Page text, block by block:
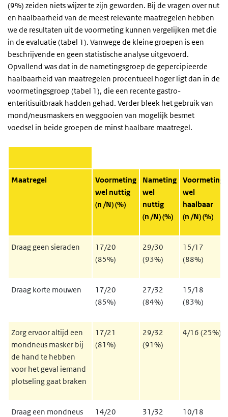
(9%) zeiden niets wijzer te zijn geworden. Bij de vragen over nut
en haalbaarheid van de meest relevante maatregelen hebben
we de resultaten uit de voormeting kunnen vergelijken met die
in de evaluatie (tabel 1). Vanwege de kleine groepen is een
beschrijvende en geen statistische analyse uitgevoerd.
Opvallend was dat in de nametingsgroep de gepercipieerde
haalbaarheid van maatregelen procentueel hoger ligt dan in de
voormetingsgroep (tabel 1), die een recente gastro-
enteritisuitbraak hadden gehad. Verder bleek het gebruik van
mond/neusmaskers en weggooien van mogelijk besmet
voedsel in beide groepen de minst haalbare maatregel.
Maatregel
Voormeting
wel nuttig
(n /N) (%)
Nameting
wel
nuttig
(n /N) (%)
Voormeting
wel
haalbaar
(n /N) (%)
Draag geen sieraden
17/20
(85%)
29/30
(93%)
15/17
(88%)
Draag korte mouwen
17/20
(85%)
27/32
(84%)
15/18
(83%)
Zorg ervoor altijd een
mondneus masker bij
de hand te hebben
voor het geval iemand
plotseling gaat braken
17/21
(81%)
29/32
(91%)
4/16 (25%)
Draag een mondneus
14/20
31/32
10/18